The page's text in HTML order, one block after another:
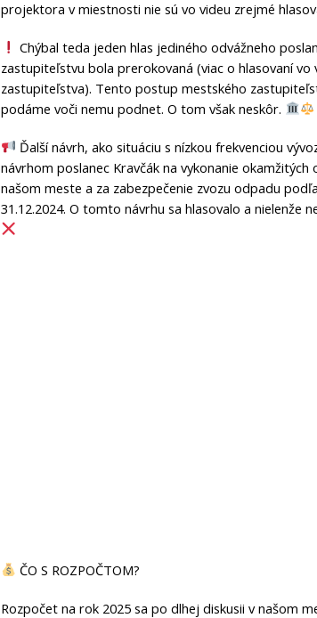
projektora v miestnosti nie sú vo videu zrejmé
Chýbal teda jeden hlas jediného odvážneho
zastupiteľstvu bola prerokovaná (viac o hlasovaní
zastupiteľstva). Tento postup mestského
podáme voči nemu podnet. O tom však neskôr.
Ďalší návrh, ako situáciu s nízkou frekvenciou
návrhom poslanec Kravčák na vykonanie
našom meste a za zabezpečenie zvozu odpadu
31.12.2024. O tomto návrhu sa hlasovalo a nielenže
ČO S ROZPOČTOM?
Rozpočet na rok 2025 sa po dlhej diskusii v našom